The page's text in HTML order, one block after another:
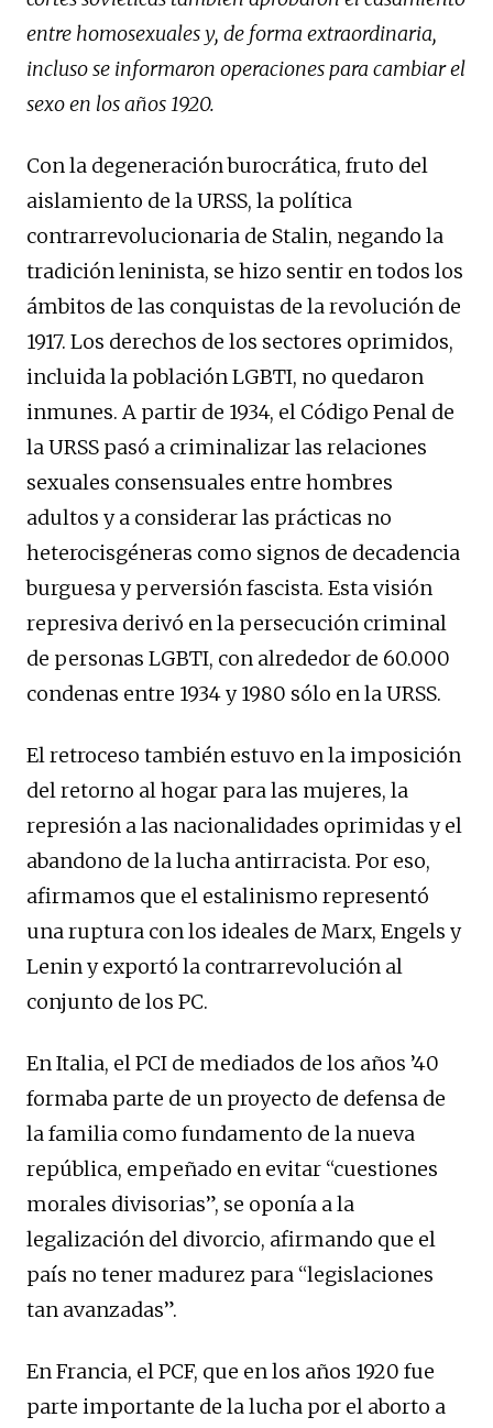
entre homosexuales y, de forma extraordinaria,
incluso se informaron operaciones para cambiar el
sexo en los años 1920.
Con la degeneración burocrática, fruto del
aislamiento de la URSS, la política
contrarrevolucionaria de Stalin, negando la
tradición leninista, se hizo sentir en todos los
ámbitos de las conquistas de la revolución de
1917. Los derechos de los sectores oprimidos,
incluida la población LGBTI, no quedaron
inmunes. A partir de 1934, el Código Penal de
la URSS pasó a criminalizar las relaciones
sexuales consensuales entre hombres
adultos y a considerar las prácticas no
heterocisgéneras como signos de decadencia
burguesa y perversión fascista. Esta visión
represiva derivó en la persecución criminal
de personas LGBTI, con alrededor de 60.000
condenas entre 1934 y 1980 sólo en la URSS.
El retroceso también estuvo en la imposición
del retorno al hogar para las mujeres, la
represión a las nacionalidades oprimidas y el
abandono de la lucha antirracista. Por eso,
afirmamos que el estalinismo representó
una ruptura con los ideales de Marx, Engels y
Lenin y exportó la contrarrevolución al
conjunto de los PC.
En Italia, el PCI de mediados de los años ’40
formaba parte de un proyecto de defensa de
la familia como fundamento de la nueva
república, empeñado en evitar “cuestiones
morales divisorias”, se oponía a la
legalización del divorcio, afirmando que el
país no tener madurez para “legislaciones
tan avanzadas”.
En Francia, el PCF, que en los años 1920 fue
parte importante de la lucha por el aborto a